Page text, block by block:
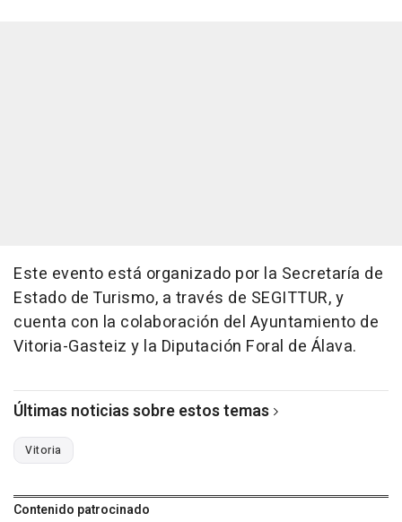
Este evento está organizado por la Secretaría de
Estado de Turismo, a través de SEGITTUR, y
cuenta con la colaboración del Ayuntamiento de
Vitoria-Gasteiz y la Diputación Foral de Álava.
Últimas noticias sobre estos temas
Vitoria
Contenido patrocinado